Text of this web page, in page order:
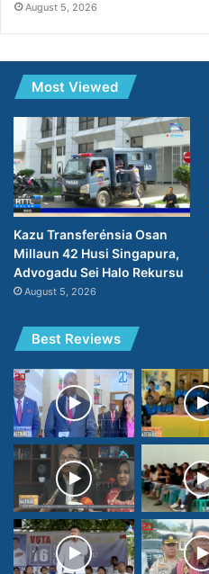
August 5, 2026
Most Viewed
Kazu Transferénsia Osan
Millaun 42 Husi Singapura,
Advogadu Sei Halo Rekursu
August 5, 2026
Best Reviews